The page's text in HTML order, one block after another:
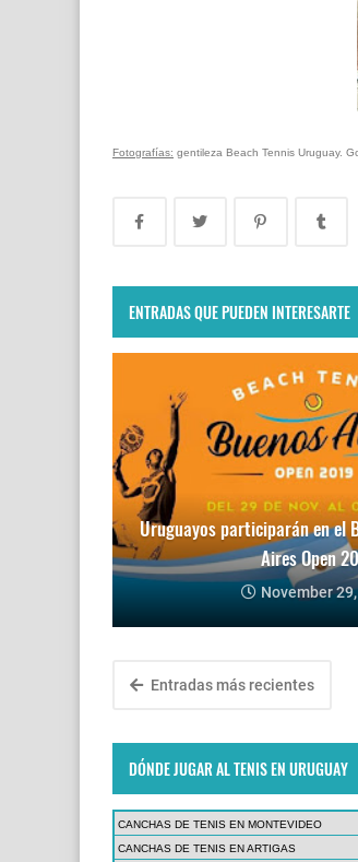
Fotografías: gentileza Beach Tennis Uruguay.
ENTRADAS QUE PUEDEN INTERESARTE
Uruguayos participarán en el
Aires Open
November
Entradas más recientes
DÓNDE JUGAR AL TENIS EN URUGUAY
CANCHAS DE TENIS EN MONTEVIDEO
CANCHAS DE TENIS EN ARTIGAS